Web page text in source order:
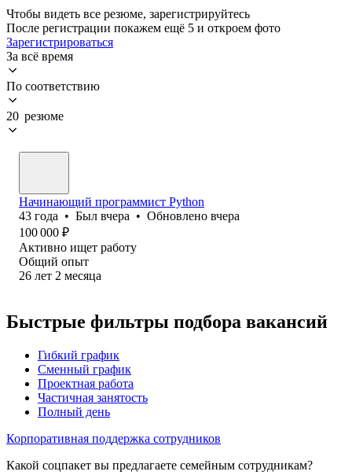
Чтобы видеть все резюме, зарегистрируйтесь
После регистрации покажем ещё 5 и откроем фото
Зарегистрироваться
За всё время
По соответствию
20 резюме
Начинающий программист Python
43 года • Был вчера • Обновлено вчера
100 000 ₽
Активно ищет работу
Общий опыт
26 лет 2 месяца
Быстрые фильтры подбора вакансий
Гибкий график
Сменный график
Проектная работа
Частичная занятость
Полный день
Корпоративная поддержка сотрудников
Какой соцпакет вы предлагаете семейным сотрудникам?